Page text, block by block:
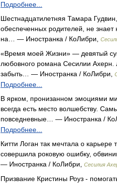
Подробнее...
Шестнадцатилетняя Тамара
обеспеченных родителей, не знает
на… — Иностранка / КоЛибри,
«Время моей Жизни» — девятый
любовного романа Сесилии Ахерн.
забыть… — Иностранка / КоЛибри,
Подробнее...
В ярком, пронизанном эмоциями
всегда есть место волшебству.
повседневные… — Иностранка /
Подробнее...
Китти Логан так мечтала о
совершила роковую ошибку,
— Иностранка / КоЛибри,
Сесилия
Призвание Кристины Роуз -